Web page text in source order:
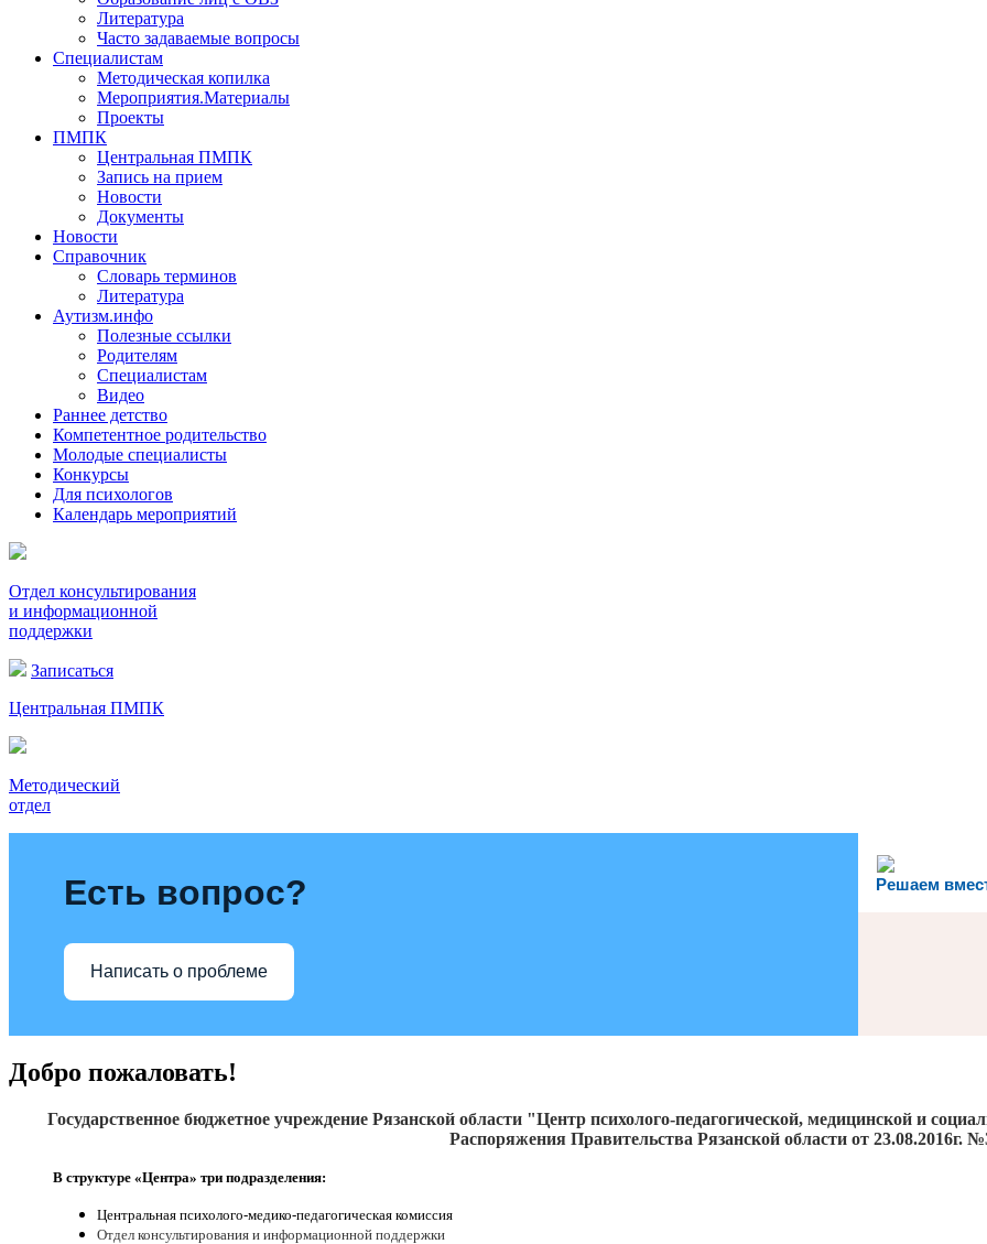
Литература
Часто задаваемые вопросы
Специалистам
Методическая копилка
Мероприятия.Материалы
Проекты
ПМПК
Центральная ПМПК
Запись на прием
Новости
Документы
Новости
Справочник
Словарь терминов
Литература
Аутизм.инфо
Полезные ссылки
Родителям
Специалистам
Видео
Раннее детство
Компетентное родительство
Молодые специалисты
Конкурсы
Для психологов
Календарь мероприятий
Отдел консультирования
и информационной
поддержки
Записаться
Центральная ПМПК
Методический
отдел
Решаем
Есть вопрос?
Написать о проблеме
Добро пожаловать!
Государственное бюджетное учреждение Рязанской области "Центр психолого-педагогической, медицинской и
Распоряжения Правительства Рязанской области от 23.08.2016г.
В структуре «Центра» три подразделения:
Центральная психолого-медико-педагогическая комиссия
Отдел консультирования и информационной поддержки